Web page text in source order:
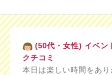
(50代・女性) イベン
クチコミ
本日は楽しい時間をあ